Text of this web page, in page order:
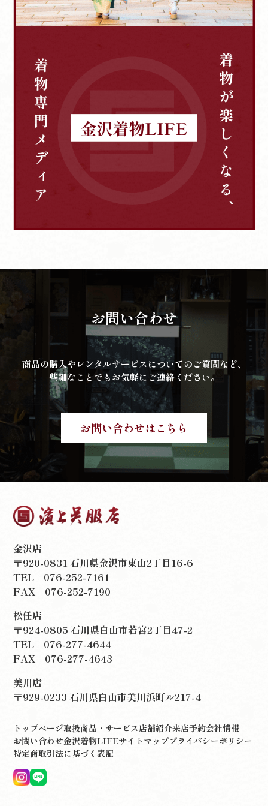
お問い合わせ
商品の購入やレンタルサービスについてのご質問など、
些細なことでもお気軽にご連絡ください。
お問い合わせはこちら
金沢店
〒920-0831 石川県金沢市東山2丁目16-6
TEL 076-252-7161
FAX 076-252-7190
松任店
〒924-0805 石川県白山市若宮2丁目47-2
TEL 076-277-4644
FAX 076-277-4643
美川店
〒929-0233 石川県白山市美川浜町ル217-4
トップページ取扱商品・サービス店舗紹介来店予約会社情報
お問い合わせ金沢着物LIFEサイトマッププライバシーポリシー
特定商取引法に基づく表記